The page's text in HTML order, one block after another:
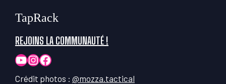
TapRack
REJOINS LA COMMUNAUTÉ !
YouTube
Instagram
Facebook
Crédit photos : @mozza.tactical